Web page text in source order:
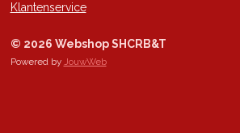
Klantenservice
© 2026 Webshop SHCRB&T
Powered by JouwWeb